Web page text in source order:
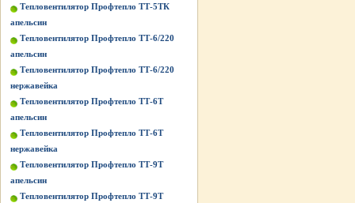
Тепловентилятор Профтепло ТТ-5ТК
апельсин
Тепловентилятор Профтепло ТТ-6/220
апельсин
Тепловентилятор Профтепло ТТ-6/220
нержавейка
Тепловентилятор Профтепло ТТ-6Т
апельсин
Тепловентилятор Профтепло ТТ-6Т
нержавейка
Тепловентилятор Профтепло ТТ-9Т
апельсин
Тепловентилятор Профтепло ТТ-9Т